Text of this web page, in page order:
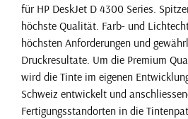
für HP DeskJet D 4300 Series.
höchste Qualität. Farb- und
höchsten Anforderungen und
Druckresultate. Um die Premium
wird die Tinte im eigenen
Schweiz entwickelt und
Fertigungsstandorten in die